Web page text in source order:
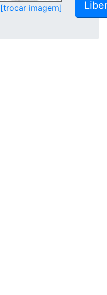
[trocar imagem]